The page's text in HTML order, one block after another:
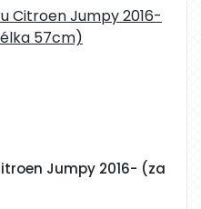
Jumpy 2016- (za